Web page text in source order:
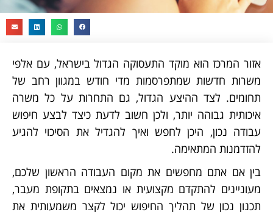
אזור המרכז הוא מוקד התעסוקה הגדול בישראל, עם אלפי
משרות חדשות שמתפרסמות מדי חודש במגוון רחב של
תחומים. לצד ההיצע הגדול, גם התחרות על כל משרה
איכותית גבוהה יותר, ולכן חשוב לדעת כיצד לבצע חיפוש
עבודה נכון, היכן לחפש ואיך להגדיל את הסיכוי להגיע
להזדמנות המתאימה.
בין אם אתם מחפשים את מקום העבודה הראשון שלכם,
מעוניינים להתקדם מקצועית או נמצאים בתקופת מעבר,
תכנון נכון של תהליך החיפוש יכול לקצר משמעותית את